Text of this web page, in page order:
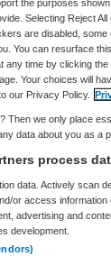
ook tot
uit
ziekenhuis
milde
al schade
worden
dat deze
Selecting Reject
are disabled,
You can resurface
any time by clicking
Your choices will
our Privacy Policy.
Then we only place
data about you as a
process
data. Actively scan
or access
advertising and
development.